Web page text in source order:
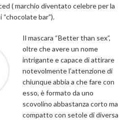
( marchio diventato celebre per la
bar”).
Il mascara “Better than sex”,
oltre che avere un nome
intrigante e capace di attirare
notevolmente l’attenzione di
chiunque abbia a che fare con
esso, è formato da uno
scovolino abbastanza corto ma
compatto con setole di diversa